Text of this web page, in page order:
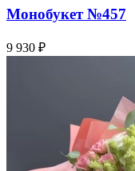
Монобукет №457
9 930 ₽